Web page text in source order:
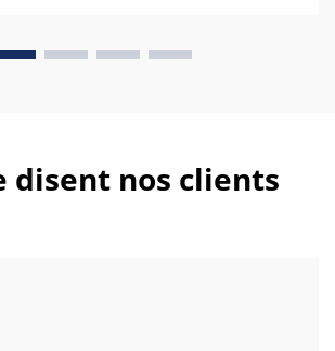
disent nos clients